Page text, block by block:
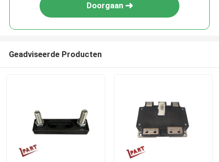
Thuis
Doorgaan
Geadviseerde Producten